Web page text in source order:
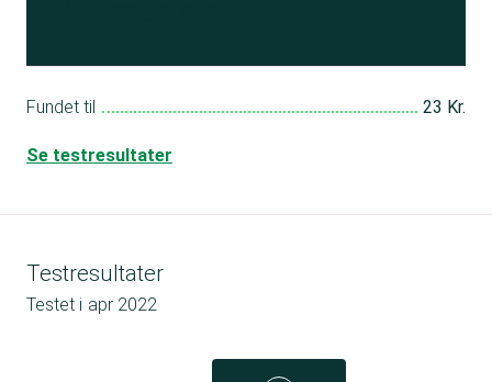
Fundet til 23 Kr.
Se testresultater
Testresultater
Testet i apr 2022